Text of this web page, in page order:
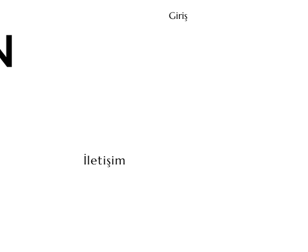
Giriş
İletişim